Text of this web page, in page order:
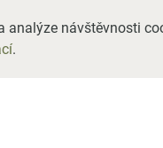
návštěvnosti
.